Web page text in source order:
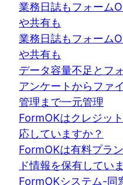
業務日誌もフォーム
や共有も
業務日誌もフォーム
や共有も
データ容量不足とフ
アンケートからファ
管理まで一元管理
FormOKはクレジッ
応していますか？
FormOKは有料プラ
ド情報を保有してい
FormOKシステム-同